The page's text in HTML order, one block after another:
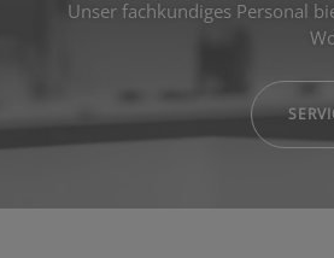
Unser fachkundiges Personal